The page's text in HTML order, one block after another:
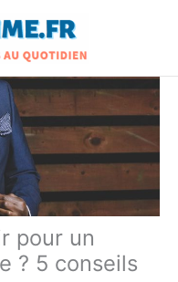
pour un
? 5 conseils